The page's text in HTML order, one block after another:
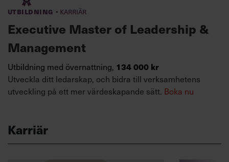
Utbildning · Karriär
Executive Master of Leadership &
Management
Utbildning med övernattning, 134 000 kr
Utveckla ditt ledarskap, och bidra till verksamhetens
utveckling på ett mer värdeskapande sätt. Boka nu
Karriär